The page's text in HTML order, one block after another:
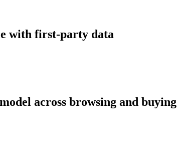
with first-party data
across browsing and buying